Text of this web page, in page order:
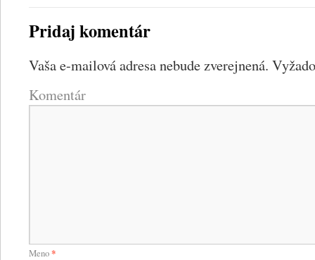
Pridaj komentár
Vaša e-mailová adresa nebude zverejnená.
Komentár
Meno*